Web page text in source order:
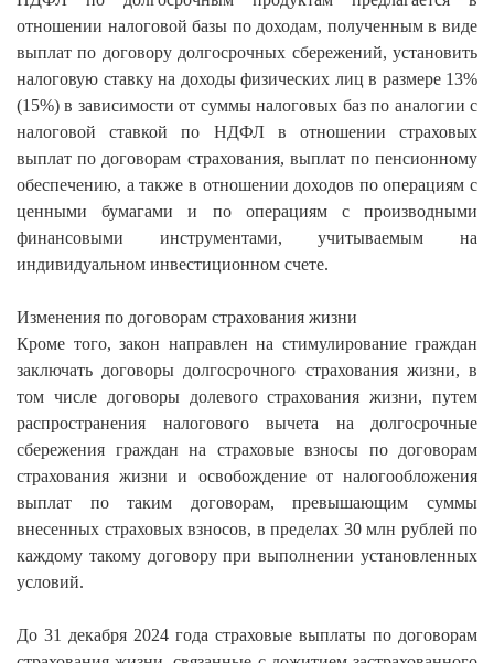
отношении налоговой базы по доходам, полученным в виде
выплат по договору долгосрочных сбережений, установить
налоговую ставку на доходы физических лиц в размере 13%
(15%) в зависимости от суммы налоговых баз по аналогии с
налоговой ставкой по НДФЛ в отношении страховых
выплат по договорам страхования, выплат по пенсионному
обеспечению, а также в отношении доходов по операциям с
ценными бумагами и по операциям с производными
финансовыми инструментами, учитываемым на
индивидуальном инвестиционном счете.
Изменения по договорам страхования жизни
Кроме того, закон направлен на стимулирование граждан
заключать договоры долгосрочного страхования жизни, в
том числе договоры долевого страхования жизни, путем
распространения налогового вычета на долгосрочные
сбережения граждан на страховые взносы по договорам
страхования жизни и освобождение от налогообложения
выплат по таким договорам, превышающим суммы
внесенных страховых взносов, в пределах 30 млн рублей по
каждому такому договору при выполнении установленных
условий.
До 31 декабря 2024 года страховые выплаты по договорам